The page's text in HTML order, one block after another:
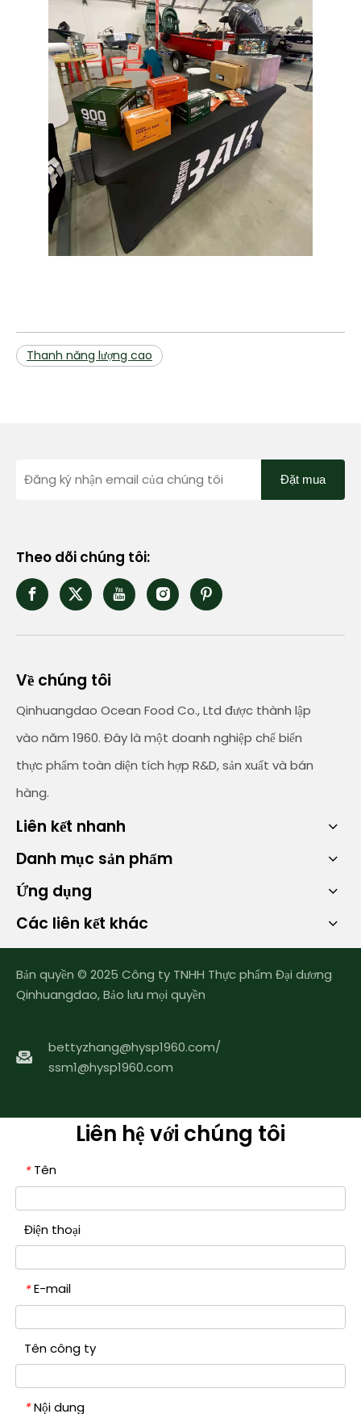
Thanh năng lượng cao
Đặt mua
Theo dõi chúng tôi:
Về chúng tôi
Qinhuangdao Ocean Food Co., Ltd được thành lập
vào năm 1960. Đây là một doanh nghiệp chế biến
thực phẩm toàn diện tích hợp R&D, sản xuất và bán
hàng.
Liên kết nhanh
Danh mục sản phẩm
Ứng dụng
Các liên kết khác
Bản quyền © 2025 Công ty TNHH Thực phẩm Đại dương
Qinhuangdao, Bảo lưu mọi quyền
bettyzhang@hysp1960.com/
ssm1@hysp1960.com
Liên hệ với chúng tôi
* Tên
Điện thoại
* E-mail
Tên công ty
* Nội dung